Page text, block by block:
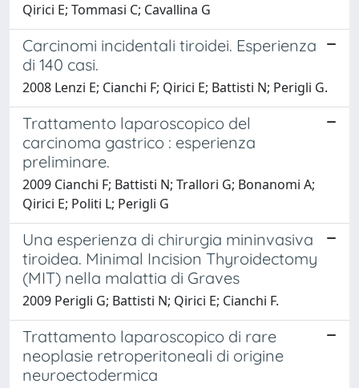
Qirici E; Tommasi C; Cavallina G
Carcinomi incidentali tiroidei. Esperienza
di 140 casi.
2008 Lenzi E; Cianchi F; Qirici E; Battisti N; Perigli G.
Trattamento laparoscopico del
carcinoma gastrico : esperienza
preliminare.
2009 Cianchi F; Battisti N; Trallori G; Bonanomi A;
Qirici E; Politi L; Perigli G
Una esperienza di chirurgia mininvasiva
tiroidea. Minimal Incision Thyroidectomy
(MIT) nella malattia di Graves
2009 Perigli G; Battisti N; Qirici E; Cianchi F.
Trattamento laparoscopico di rare
neoplasie retroperitoneali di origine
neuroectodermica